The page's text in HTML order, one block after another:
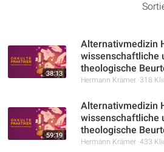
38:13
Alternativmedizin
wissenschaftliche
theologische
Hermann Krämer 318
59:19
Alternativmedizin
wissenschaftliche
theologische
Hermann Krämer 433